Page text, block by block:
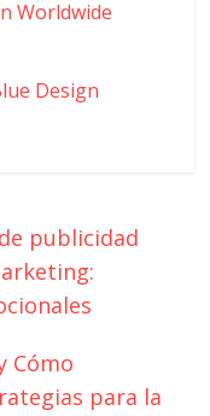
Worldwide
Design
publicidad
Cómo
para la